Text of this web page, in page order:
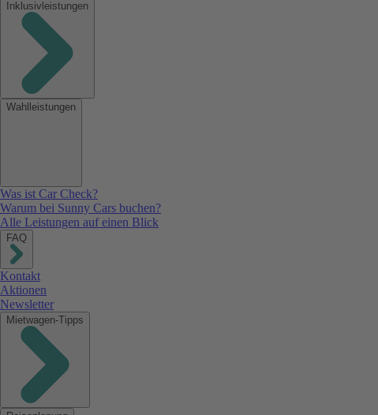
Inklusivleistungen
Wahlleistungen
Was ist Car Check?
Warum bei Sunny Cars buchen?
Alle Leistungen auf einen Blick
FAQ
Kontakt
Aktionen
Newsletter
Mietwagen-Tipps